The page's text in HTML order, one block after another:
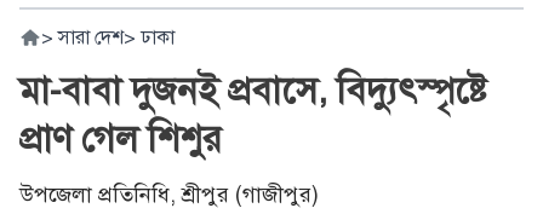
> সারা দেশ> ঢাকা
মা-বাবা দুজনই প্রবাসে, বিদ্যুৎস্পৃষ্টে
প্রাণ গেল শিশুর
উপজেলা প্রতিনিধি, শ্রীপুর (গাজীপুর)